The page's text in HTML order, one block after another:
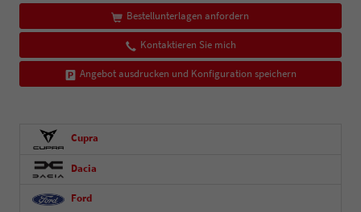
Bestellunterlagen anfordern
Kontaktieren Sie mich
Angebot ausdrucken und Konfiguration speichern
Cupra
Dacia
Ford